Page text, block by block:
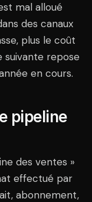
mal alloué
des canaux
plus le coût
suivante repose
en cours.
pipeline
des ventes »
effectué par
abonnement,